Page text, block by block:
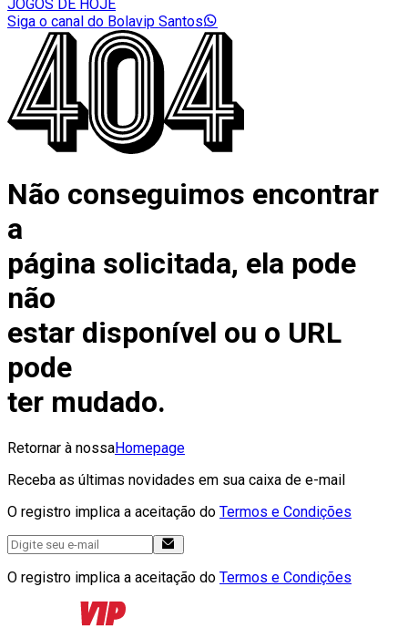
JOGOS DE HOJE
Siga o canal do Bolavip Santos
Não conseguimos encontrar
a
página solicitada, ela pode
não
estar disponível ou o URL
pode
ter mudado.
Retornar à nossaHomepage
Receba as últimas novidades em sua caixa de e-mail
O registro implica a aceitação do Termos e Condições
O registro implica a aceitação do Termos e Condições